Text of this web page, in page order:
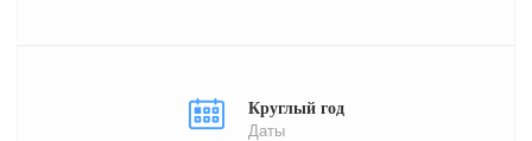
Круглый год
Даты